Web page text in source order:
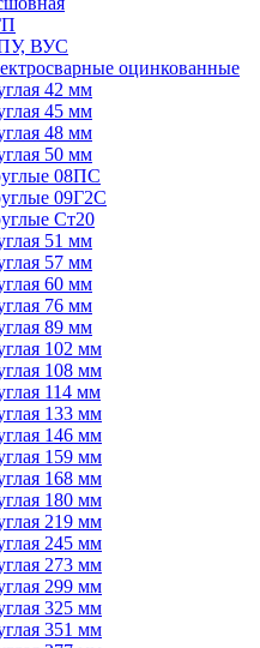
ВУС
оцинкованные
42 мм
45 мм
48 мм
50 мм
08ПС
09Г2С
Ст20
51 мм
57 мм
60 мм
76 мм
89 мм
102 мм
108 мм
114 мм
133 мм
146 мм
159 мм
168 мм
180 мм
219 мм
245 мм
273 мм
299 мм
325 мм
351 мм